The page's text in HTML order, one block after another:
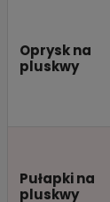
Oprysk na
pluskwy
Pułapki na
pluskwy